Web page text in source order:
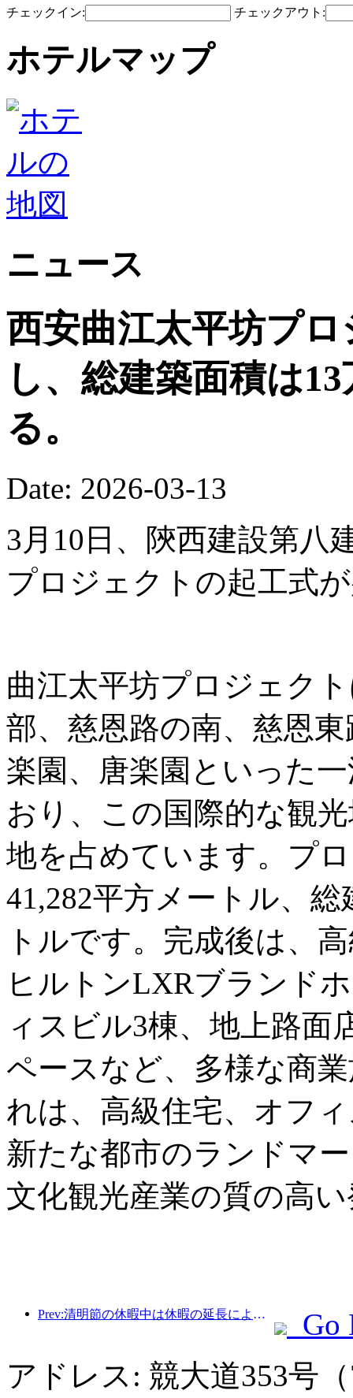
チェックイン: チェックアウト:
ホテルマップ
ニュース
西安曲江太平坊プ
し、総建築面積は
る。
Date: 2026-03-13
3月10日、陝西建設第八
プロジェクトの起工式
曲江太平坊プロジェク
部、慈恩路の南、慈恩
楽園、唐楽園といった
おり、この国際的な観
地を占めています。プ
41,282平方メートル、
トルです。完成後は、
ヒルトンLXRブランド
ィスビル3棟、地上路面
ペースなど、多様な商
れは、高級住宅、オフ
新たな都市のランドマ
文化観光産業の質の高
Prev:清明節の休暇中は休暇の延長により旅行が急増し、多くの都市で外出や花見のために訪問者数が増加した。
Go
アドレス: 競大道353号